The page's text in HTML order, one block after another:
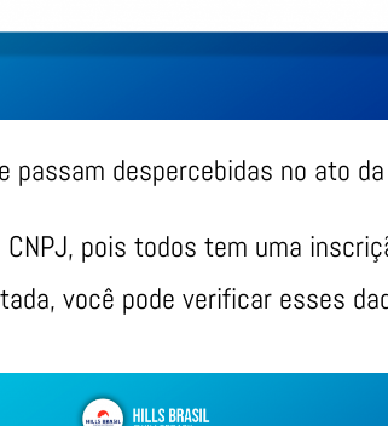
passam despercebidas no ato
pois todos tem uma
você pode verificar esses